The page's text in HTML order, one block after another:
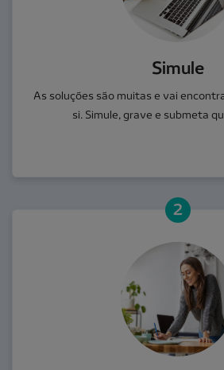
Simule
As soluções são muitas e vai
si. Simule, grave e submeta
2